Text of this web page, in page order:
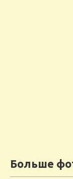
Больше